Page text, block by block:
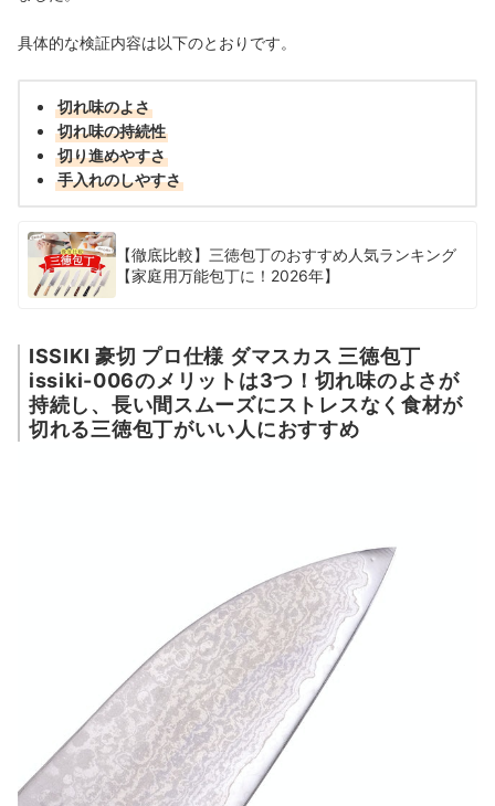
具体的な検証内容は以下のとおりです。
切れ味のよさ
切れ味の持続性
切り進めやすさ
手入れのしやすさ
【徹底比較】三徳包丁のおすすめ人気ランキング
【家庭用万能包丁に！2026年】
ISSIKI 豪切 プロ仕様 ダマスカス 三徳包丁
issiki-006のメリットは3つ！切れ味のよさが
持続し、長い間スムーズにストレスなく食材が
切れる三徳包丁がいい人におすすめ